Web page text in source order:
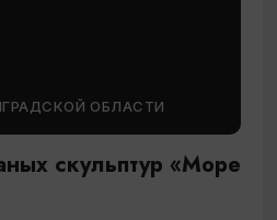
ОБЛАСТИ
скульптур «Море